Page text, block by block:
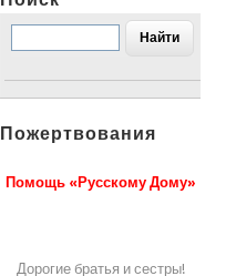
Пожертвования
Помощь «Русскому Дому»
Дорогие братья и сестры!